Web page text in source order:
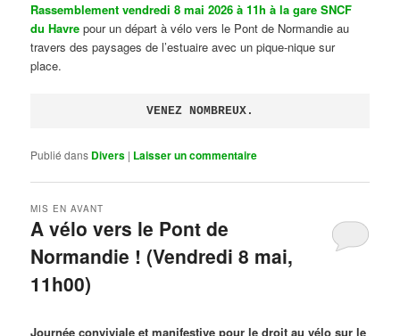
Rassemblement vendredi 8 mai 2026 à 11h à la gare SNCF
du Havre pour un départ à vélo vers le Pont de Normandie au
travers des paysages de l’estuaire avec un pique-nique sur
place.
VENEZ NOMBREUX.
Publié dans Divers | Laisser un commentaire
A vélo vers le Pont de
Normandie ! (Vendredi 8 mai,
11h00)
MIS EN AVANT
Journée conviviale et manifestive pour le droit au vélo sur le